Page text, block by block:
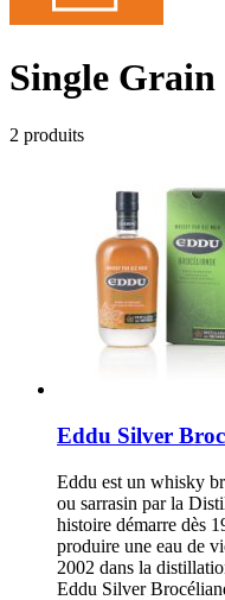
Single
2 produits
Eddu Silver
Eddu est un whisky
ou sarrasin par la
histoire démarre dès
produire une eau de
2002 dans la
Eddu Silver